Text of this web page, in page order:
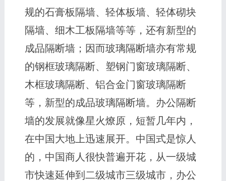
规的石膏板隔墙、轻体板墙、轻体砌块
隔墙、细木工板隔墙等等，还有新型的
成品隔断墙；因而玻璃隔断墙亦有常规
的钢框玻璃隔断、塑钢门窗玻璃隔断、
木框玻璃隔断、铝合金门窗玻璃隔断
等，新型的成品玻璃隔断墙。办公隔断
墙的发展就像星火燎原，短暂几年内，
在中国大地上迅速展开。中国式是惊人
的，中国商人很快普遍开花，从一级城
市快速延伸到二级城市三级城市，办公